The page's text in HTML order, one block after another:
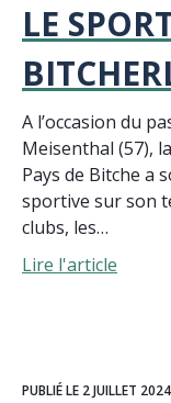
LE
A l’occasion du
Meisenthal (57),
Pays de Bitche a
sportive sur son
clubs, les…
Lire l'article
PUBLIÉ LE 2 JUILLET 2024